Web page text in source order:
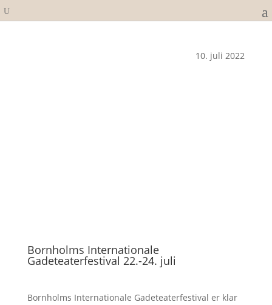
10. juli 2022
Bornholms Internationale
Gadeteaterfestival 22.-24. juli
Bornholms Internationale Gadeteaterfestival er klar